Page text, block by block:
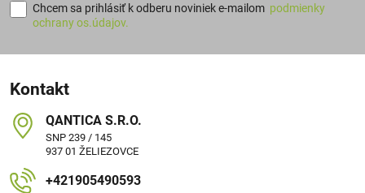
Chcem sa prihlásiť k odberu noviniek e-mailom podmienky
ochrany os.údajov.
Kontakt
QANTICA S​.R​.O​.
SNP 239 / 145
937 01 ŽELIEZOVCE
+421905490593